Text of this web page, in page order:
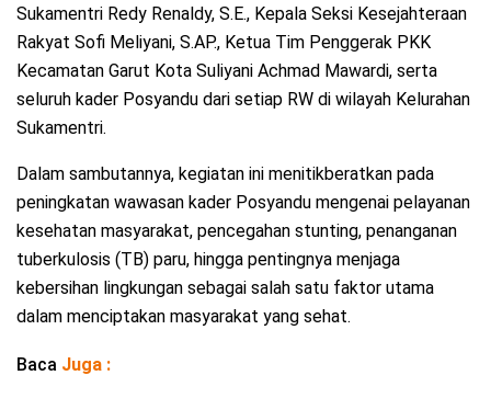
Sukamentri Redy Renaldy, S.E., Kepala Seksi Kesejahteraan
Rakyat Sofi Meliyani, S.AP., Ketua Tim Penggerak PKK
Kecamatan Garut Kota Suliyani Achmad Mawardi, serta
seluruh kader Posyandu dari setiap RW di wilayah Kelurahan
Sukamentri.
Dalam sambutannya, kegiatan ini menitikberatkan pada
peningkatan wawasan kader Posyandu mengenai pelayanan
kesehatan masyarakat, pencegahan stunting, penanganan
tuberkulosis (TB) paru, hingga pentingnya menjaga
kebersihan lingkungan sebagai salah satu faktor utama
dalam menciptakan masyarakat yang sehat.
Baca Juga :